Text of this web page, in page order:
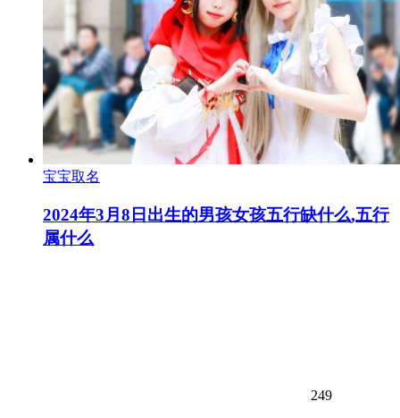
宝宝取名
2024年3月8日出生的男孩女孩五行缺什么,五行
属什么
249